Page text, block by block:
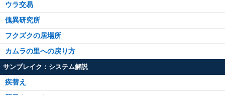
ウラ交易
傀異研究所
フクズクの居場所
カムラの里への戻り方
サンブレイク：システム解説
疾替え